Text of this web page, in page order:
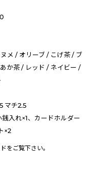
メ / オリーブ / こげ茶 / ブ
か茶 / レッド / ネイビー /
マチ2.5
銭入れ×1、カードホルダー
×2
をご覧下さい。